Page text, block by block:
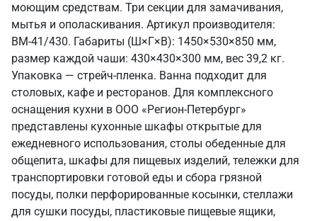
моющим средствам. Три секции для замачивания,
мытья и ополаскивания. Артикул производителя:
ВМ-41/430. Габариты (Ш×Г×В): 1450×530×850 мм,
размер каждой чаши: 430×430×300 мм, вес 39,2 кг.
Упаковка — стрейч-пленка. Ванна подходит для
столовых, кафе и ресторанов. Для комплексного
оснащения кухни в ООО «Регион-Петербург»
представлены кухонные шкафы открытые для
ежедневного использования, столы обеденные для
общепита, шкафы для пищевых изделий, тележки для
транспортировки готовой еды и сбора грязной
посуды, полки перфорированные косынки, стеллажи
для сушки посуды, пластиковые пищевые ящики,